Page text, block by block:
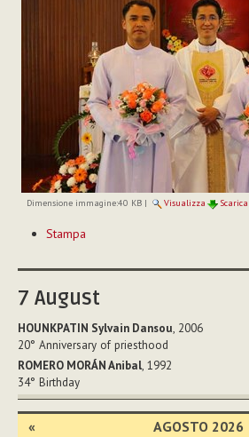
Dimensione immagine:40 KB| Visualizza Scarica
sul
Stampa
7 August
HOUNKPATIN Sylvain Dansou, 2006
20° Anniversary of priesthood
ROMERO MORÁN Anibal, 1992
34° Birthday
« AGOSTO 2026